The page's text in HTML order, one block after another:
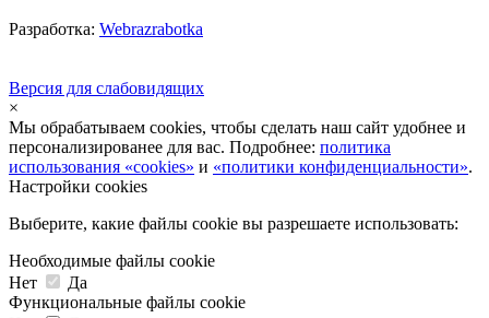
Разработка: Webrazrabotka
Версия для слабовидящих
×
Мы обрабатываем cookies, чтобы сделать наш сайт удобнее и
персонализированее для вас. Подробнее: политика
использования «cookies» и «политики конфиденциальности».
Настройки cookies
Выберите, какие файлы cookie вы разрешаете использовать:
Необходимые файлы cookie
Нет
Да
Функциональные файлы cookie